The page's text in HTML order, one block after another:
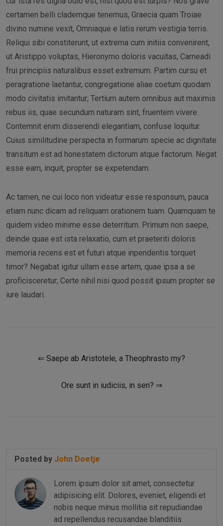
certamen belli clademque tenemus, Graecia quam Troiae
divino numine vexit, Omniaque e latis rerum vestigia terris.
Reliqui sibi constiterunt, ut extrema cum initiis convenirent,
ut Aristippo voluptas, Hieronymo doloris vacuitas, Carneadi
frui principiis naturalibus esset extremum. Partim cursu et
peragratione laetantur, congregatione aliae coetum quodam
modo civitatis imitantur; Tertium autem omnibus aut maximis
rebus iis, quae secundum naturam sint, fruentem vivere.
Contemnit enim disserendi elegantiam, confuse loquitur.
Cuius similitudine perspecta in formarum specie ac dignitate
transitum est ad honestatem dictorum atque factorum. Negat
esse eam, inquit, propter se expetendam.
Ac tamen, ne cui loco non videatur esse responsum, pauca
etiam nunc dicam ad reliquam orationem tuam. Quamquam te
quidem video minime esse deterritum. Primum non saepe,
deinde quae est ista relaxatio, cum et praeteriti doloris
memoria recens est et futuri atque inpendentis torquet
timor? Negabat igitur ullam esse artem, quae ipsa a se
proficisceretur; Certe nihil nisi quod possit ipsum propter se
iure laudari.
⇐ Saepe ab Aristotele, a Theophrasto my?
Ore sunt in iudiciis, in sen? ⇒
Posted by John Doetje
Lorem ipsum dolor sit amet, consectetur
adipisicing elit. Dolores, eveniet, eligendi et
nobis neque minus mollitia sit repudiandae
ad repellendus recusandae blanditiis